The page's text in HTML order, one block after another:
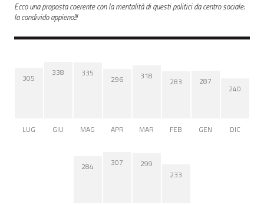
Ecco una proposta coerente con la mentalità di questi politici da centro sociale:
la condivido appieno!!!
305
LUG
338
GIU
335
MAG
296
APR
318
MAR
283
FEB
287
GEN
240
DIC
284 307 299
233